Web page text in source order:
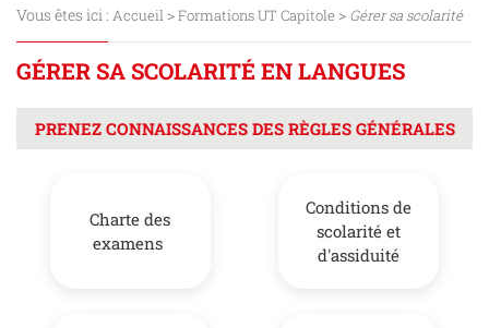
Vous êtes ici : Accueil >Formations UT Capitole > Gérer sa scolarité
GÉRER SA SCOLARITÉ EN LANGUES
PRENEZ CONNAISSANCES DES RÈGLES GÉNÉRALES
Charte des
examens
Conditions de
scolarité et
d'assiduité